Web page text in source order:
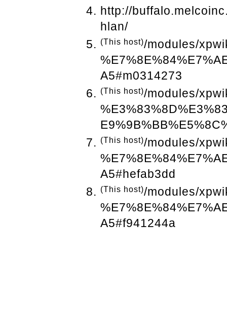
http://
hlan/
(This host)/modules/
A5#m0314273
(This host)/modules/
(This host)/modules/
A5#hefab3dd
(This host)/modules/
A5#f941244a